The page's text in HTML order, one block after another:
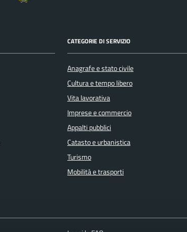
CATEGORIE DI SERVIZIO
Anagrafe e stato civile
Cultura e tempo libero
Vita lavorativa
Imprese e commercio
Appalti pubblici
Catasto e urbanistica
Turismo
Mobilità e trasporti